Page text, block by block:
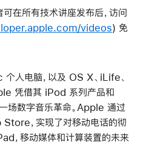
在所有技术讲座发布后，访问
videos) 免
人电脑，以及 OS X、iLife、
凭借其 iPod 系列产品和
场数字音乐革命。Apple 通过
，实现了对移动电话的彻
，移动媒体和计算装置的未来